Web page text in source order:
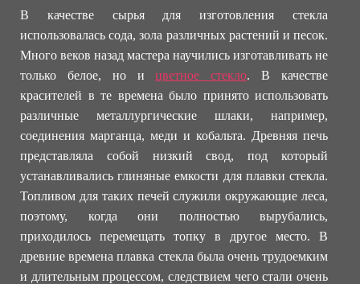
В качестве сырья для изготовления стекла
использовалась сода, зола различных растений и песок.
Много веков назад мастера научились изготавливать не
только белое, но ицветное стекло. В качестве
красителей в те времена было принято использовать
различные металлургические шлаки, например,
соединения марганца, меди и кобальта. Древняя печь
представляла собой низкий свод, под который
устанавливались глиняные емкости для плавки стекла.
Топливом для таких печей служили окружающие леса,
поэтому, когда они полностью вырубались,
приходилось перемещать топку в другое место. В
древние времена плавка стекла была очень трудоемким
и длительным процессом, следствием чего стали очень